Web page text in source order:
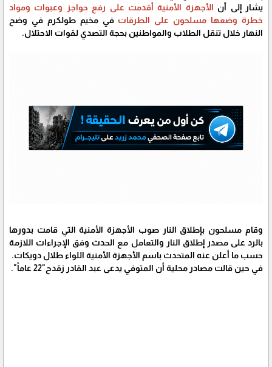
يشار إلى أن الأجهزة الأمنية أقدمت على رفع حواجز وعبوات ومواد
خطرة وضعها مسلحون على الطرقات في مخيم طولكرم في وضح
النهار خلال تنقل الطلاب والمواطنين بحجة التصدي لقوات الاحتلال.
وقام مسلحون بإطلاق النار صوب الأجهزة الأمنية التي قامت بدورها
بالرد على مصدر إطلاق النار والتعامل مع الحدث وفق الإجراءات اللازمة
حسب ما أعلن عنه المتحدث باسم الأجهزة الأمنية اللواء طلال دويكات.
في حين قالت مصادر محلية أن المتوفي يدعى عبد القادر زقدح"22 عاماً".